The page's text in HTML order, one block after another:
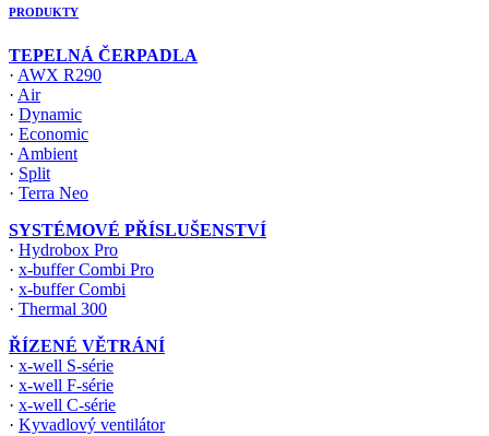
PRODUKTY
TEPELNÁ ČERPADLA
· AWX R290
· Air
· Dynamic
· Economic
· Ambient
· Split
· Terra Neo
SYSTÉMOVÉ PŘÍSLUŠENSTVÍ
· Hydrobox Pro
· x-buffer Combi Pro
· x-buffer Combi
· Thermal 300
ŘÍZENÉ VĚTRÁNÍ
· x-well S-série
· x-well F-série
· x-well C-série
· Kyvadlový ventilátor